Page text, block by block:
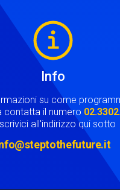
Info
su come
contatta il numero
all'indirizzo qui sotto